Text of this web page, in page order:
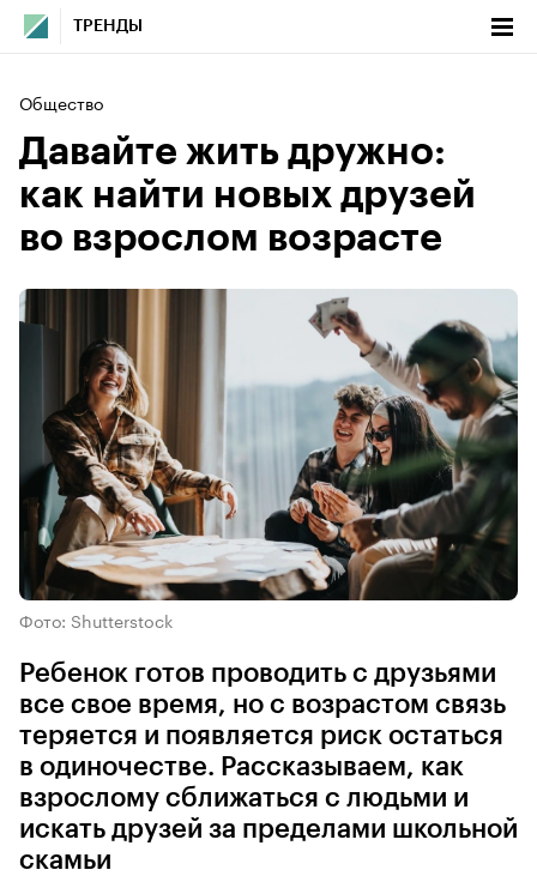
ТРЕНДЫ
Общество
Давайте жить дружно:
как найти новых друзей
во взрослом возрасте
Фото: Shutterstock
Ребенок готов проводить с друзьями
все свое время, но с возрастом связь
теряется и появляется риск остаться
в одиночестве. Рассказываем, как
взрослому сближаться с людьми и
искать друзей за пределами школьной
скамьи